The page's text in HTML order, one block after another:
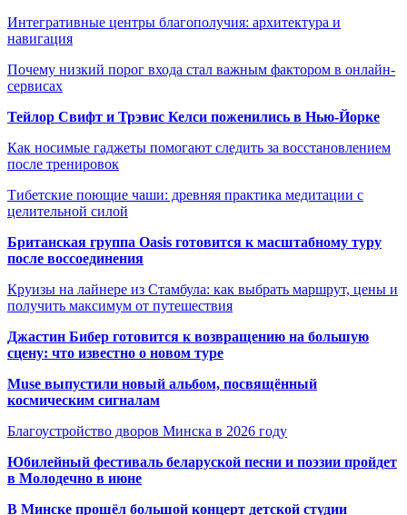
Интегративные центры благополучия: архитектура и
навигация
Почему низкий порог входа стал важным фактором в онлайн-
сервисах
Тейлор Свифт и Трэвис Келси поженились в Нью-Йорке
Как носимые гаджеты помогают следить за восстановлением
после тренировок
Тибетские поющие чаши: древняя практика медитации с
целительной силой
Британская группа Oasis готовится к масштабному туру
после воссоединения
Круизы на лайнере из Стамбула: как выбрать маршрут, цены и
получить максимум от путешествия
Джастин Бибер готовится к возвращению на большую
сцену: что известно о новом туре
Muse выпустили новый альбом, посвящённый
космическим сигналам
Благоустройство дворов Минска в 2026 году
Юбилейный фестиваль беларуской песни и поэзии пройдет
в Молодечно в июне
В Минске прошёл большой концерт детской студии